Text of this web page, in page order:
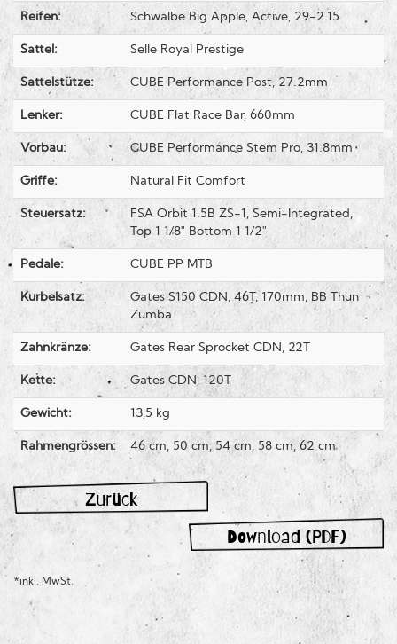
Reifen: Schwalbe Big Apple, Active, 29-2.15
Sattel: Selle Royal Prestige
Sattelstütze: CUBE Performance Post, 27.2mm
Lenker: CUBE Flat Race Bar, 660mm
Vorbau: CUBE Performance Stem Pro, 31.8mm
Griffe: Natural Fit Comfort
Steuersatz:
FSA Orbit 1.5B ZS-1, Semi-Integrated,
Top 1 1/8" Bottom 1 1/2"
Pedale: CUBE PP MTB
Kurbelsatz:
Gates S150 CDN, 46T, 170mm, BB Thun
Zumba
Zahnkränze: Gates Rear Sprocket CDN, 22T
Kette: Gates CDN, 120T
Gewicht: 13,5 kg
Rahmengrössen: 46 cm, 50 cm, 54 cm, 58 cm, 62 cm
Zurück
Download (PDF)
*inkl. MwSt.